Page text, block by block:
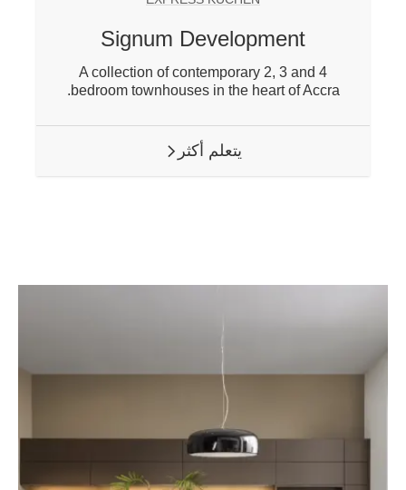
Signum Development
A collection of contemporary 2, 3 and 4
bedroom townhouses in the heart of Accra.
يتعلم أكثر